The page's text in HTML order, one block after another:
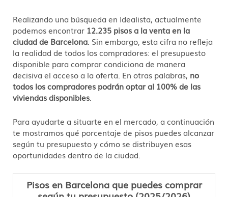
Realizando una búsqueda en Idealista, actualmente
podemos encontrar 12.235 pisos a la venta en la
ciudad de Barcelona . Sin embargo, esta cifra no refleja
la realidad de todos los compradores: el presupuesto
disponible para comprar condiciona de manera
decisiva el acceso a la oferta. En otras palabras, no
todos los compradores podrán optar al 100% de las
viviendas disponibles
Para ayudarte a situarte en el mercado, a continuación
te mostramos qué porcentaje de pisos puedes alcanzar
según tu presupuesto y cómo se distribuyen esas
oportunidades dentro de la ciudad.
Pisos en Barcelona que puedes comprar